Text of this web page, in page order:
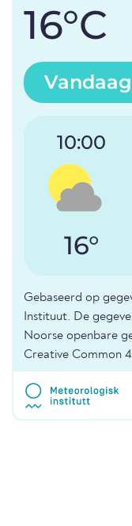
16°C
Vandaag
10:00
16°
Gebaseerd op
Instituut. De
Noorse openbare
Creative Common